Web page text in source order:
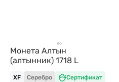
Монета Алтын
(алтынник) 1718 L
XF Серебро Сертификат